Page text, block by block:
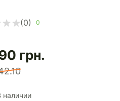
(0) 0
грн.
наличии